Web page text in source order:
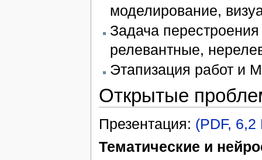
моделирование,
Задача
релевантные,
Этапизация работ и
Открытые
Презентация: (PDF,
Тематические и